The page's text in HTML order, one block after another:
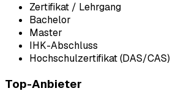
Zertifikat / Lehrgang
Bachelor
Master
IHK-Abschluss
Hochschulzertifikat (DAS/CAS)
Top-Anbieter